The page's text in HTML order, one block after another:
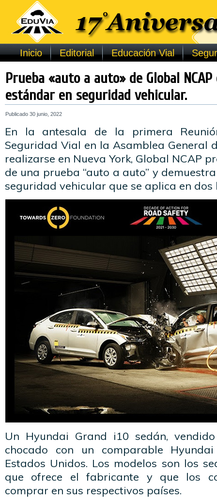
Inicio Editorial Educación Vial
Prueba «auto a auto» de Global
estándar en seguridad vehicular.
Publicado 30 junio, 2022
En la antesala de la primera
Seguridad Vial en la Asamblea General
realizarse en Nueva York, Global NCAP
de una prueba “auto a auto” y
seguridad vehicular que se aplica en
Un Hyundai Grand i10 sedán,
chocado con un comparable
Estados Unidos. Los modelos son los
que ofrece el fabricante y que los
comprar en sus respectivos países.